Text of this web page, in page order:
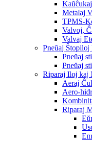
Metalaj
TPMS-
Valvoj,
Valvaj
Pneŭaj Ŝtopiloj
Pneŭaj
Pneŭaj
Riparaj Iloj kaj
Aeraj
Aero-
Riparaj